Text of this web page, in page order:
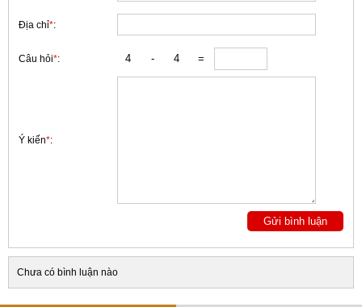
Địa chỉ*:
Câu hỏi*:
Ý kiến*:
Chưa có bình luận nào